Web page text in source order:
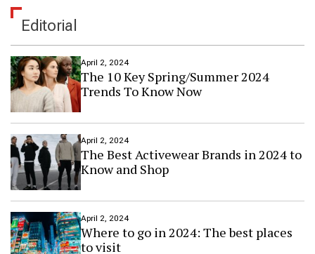
Editorial
April 2, 2024
The 10 Key Spring/Summer 2024
Trends To Know Now
April 2, 2024
The Best Activewear Brands in 2024 to
Know and Shop
April 2, 2024
Where to go in 2024: The best places
to visit